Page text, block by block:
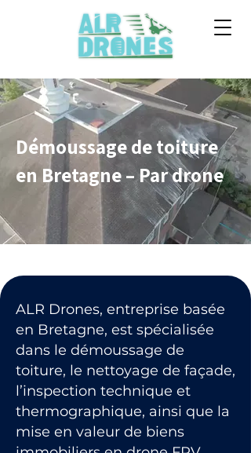
Démoussage de toiture
en Bretagne – Par drone
ALR Drones, entreprise basée
en Bretagne, est spécialisée
dans le démoussage de
toiture, le nettoyage de façade,
l’inspection technique et
thermographique, ainsi que la
mise en valeur de biens